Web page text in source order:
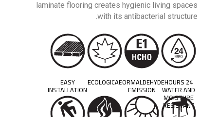
laminate flooring creates hygienic living spaces
with its antibacterial structure.
24 HOURS
WATER AND
MOISTURE
RESISTANT
FORMALDEHYDE
EMISSION
ECOLOGICAL
EASY
INSTALLATION